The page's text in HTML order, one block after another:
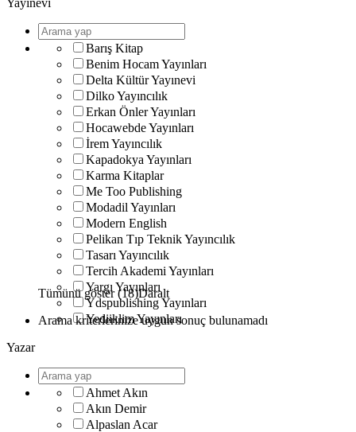
Yayınevi
Barış Kitap
Benim Hocam Yayınları
Delta Kültür Yayınevi
Dilko Yayıncılık
Erkan Önler Yayınları
Hocawebde Yayınları
İrem Yayıncılık
Kapadokya Yayınları
Karma Kitaplar
Me Too Publishing
Modadil Yayınları
Modern English
Pelikan Tıp Teknik Yayıncılık
Tasarı Yayıncılık
Tercih Akademi Yayınları
Yargı Yayınları
Ydspublishing Yayınları
Yediiklim Yayınları
Tümünü göster (18)Daralt
Arama kriterlerinize uygun sonuç bulunamadı
Yazar
Ahmet Akın
Akın Demir
Alpaslan Acar